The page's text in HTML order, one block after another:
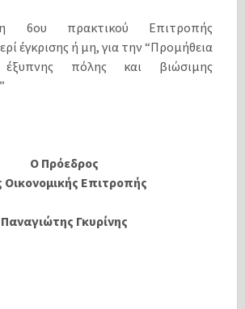
6ου πρακτικού Επιτροπής
έγκρισης ή μη, για την “Προμήθεια
πόλης και βιώσιμης
Ο Πρόεδρος
Οικονομικής Επιτροπής
Παναγιώτης Γκυρίνης